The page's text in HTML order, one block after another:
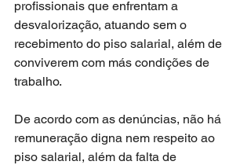
profissionais que enfrentam a
desvalorização, atuando sem o
recebimento do piso salarial, além de
conviverem com más condições de
trabalho.
De acordo com as denúncias, não há
remuneração digna nem respeito ao
piso salarial, além da falta de